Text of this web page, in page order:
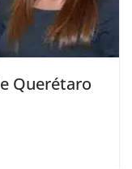
Querétaro